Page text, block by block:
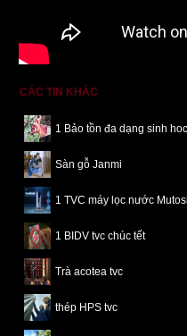
CÁC TIN KHÁC
1 Bảo tồn đa dạng sinh hoc
Sàn gỗ Janmi
1 TVC máy lọc nước
1 BIDV tvc chúc tết
Trà acotea tvc
thép HPS tvc